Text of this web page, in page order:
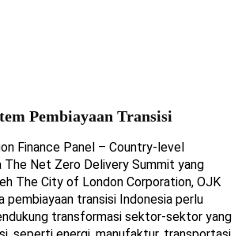
Pembiayaan Transisi
Finance Panel – Country-level
The Net Zero Delivery Summit yang
The City of London Corporation, OJK
pembiayaan transisi Indonesia perlu
transformasi sektor-sektor yang